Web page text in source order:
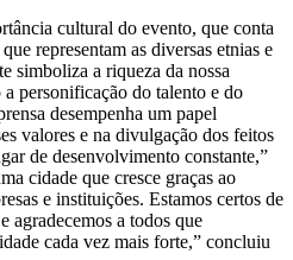
cultural do evento, que conta
representam as diversas etnias e
simboliza a riqueza da nossa
personificação do talento e do
desempenha um papel
valores e na divulgação dos feitos
de desenvolvimento constante,”
cidade que cresce graças ao
e instituições. Estamos certos de
agradecemos a todos que
cada vez mais forte,” concluiu